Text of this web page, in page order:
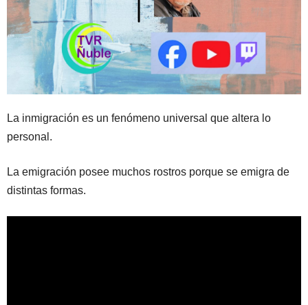
La inmigración es un fenómeno universal que altera lo
personal.
La emigración posee muchos rostros porque se emigra de
distintas formas.